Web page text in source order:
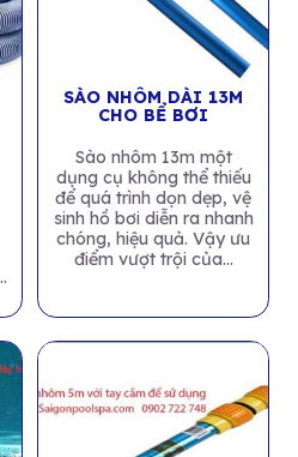
SÀO NHÔM DÀI 13M
CHO BỂ BƠI
Sào nhôm 13m một
dụng cụ không thể thiếu
để quá trình dọn dẹp, vệ
sinh hồ bơi diễn ra nhanh
chóng, hiệu quả. Vậy ưu
điểm vượt trội của...